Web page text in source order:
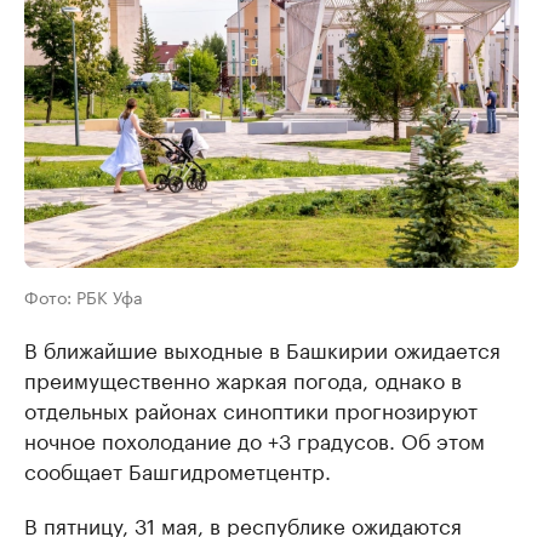
Фото: РБК Уфа
В ближайшие выходные в Башкирии ожидается
преимущественно жаркая погода, однако в
отдельных районах синоптики прогнозируют
ночное похолодание до +3 градусов. Об этом
сообщает Башгидрометцентр.
В пятницу, 31 мая, в республике ожидаются